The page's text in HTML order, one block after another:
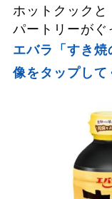
ホットクックと
パートリーがぐ
エバラ「すき
像をタップして